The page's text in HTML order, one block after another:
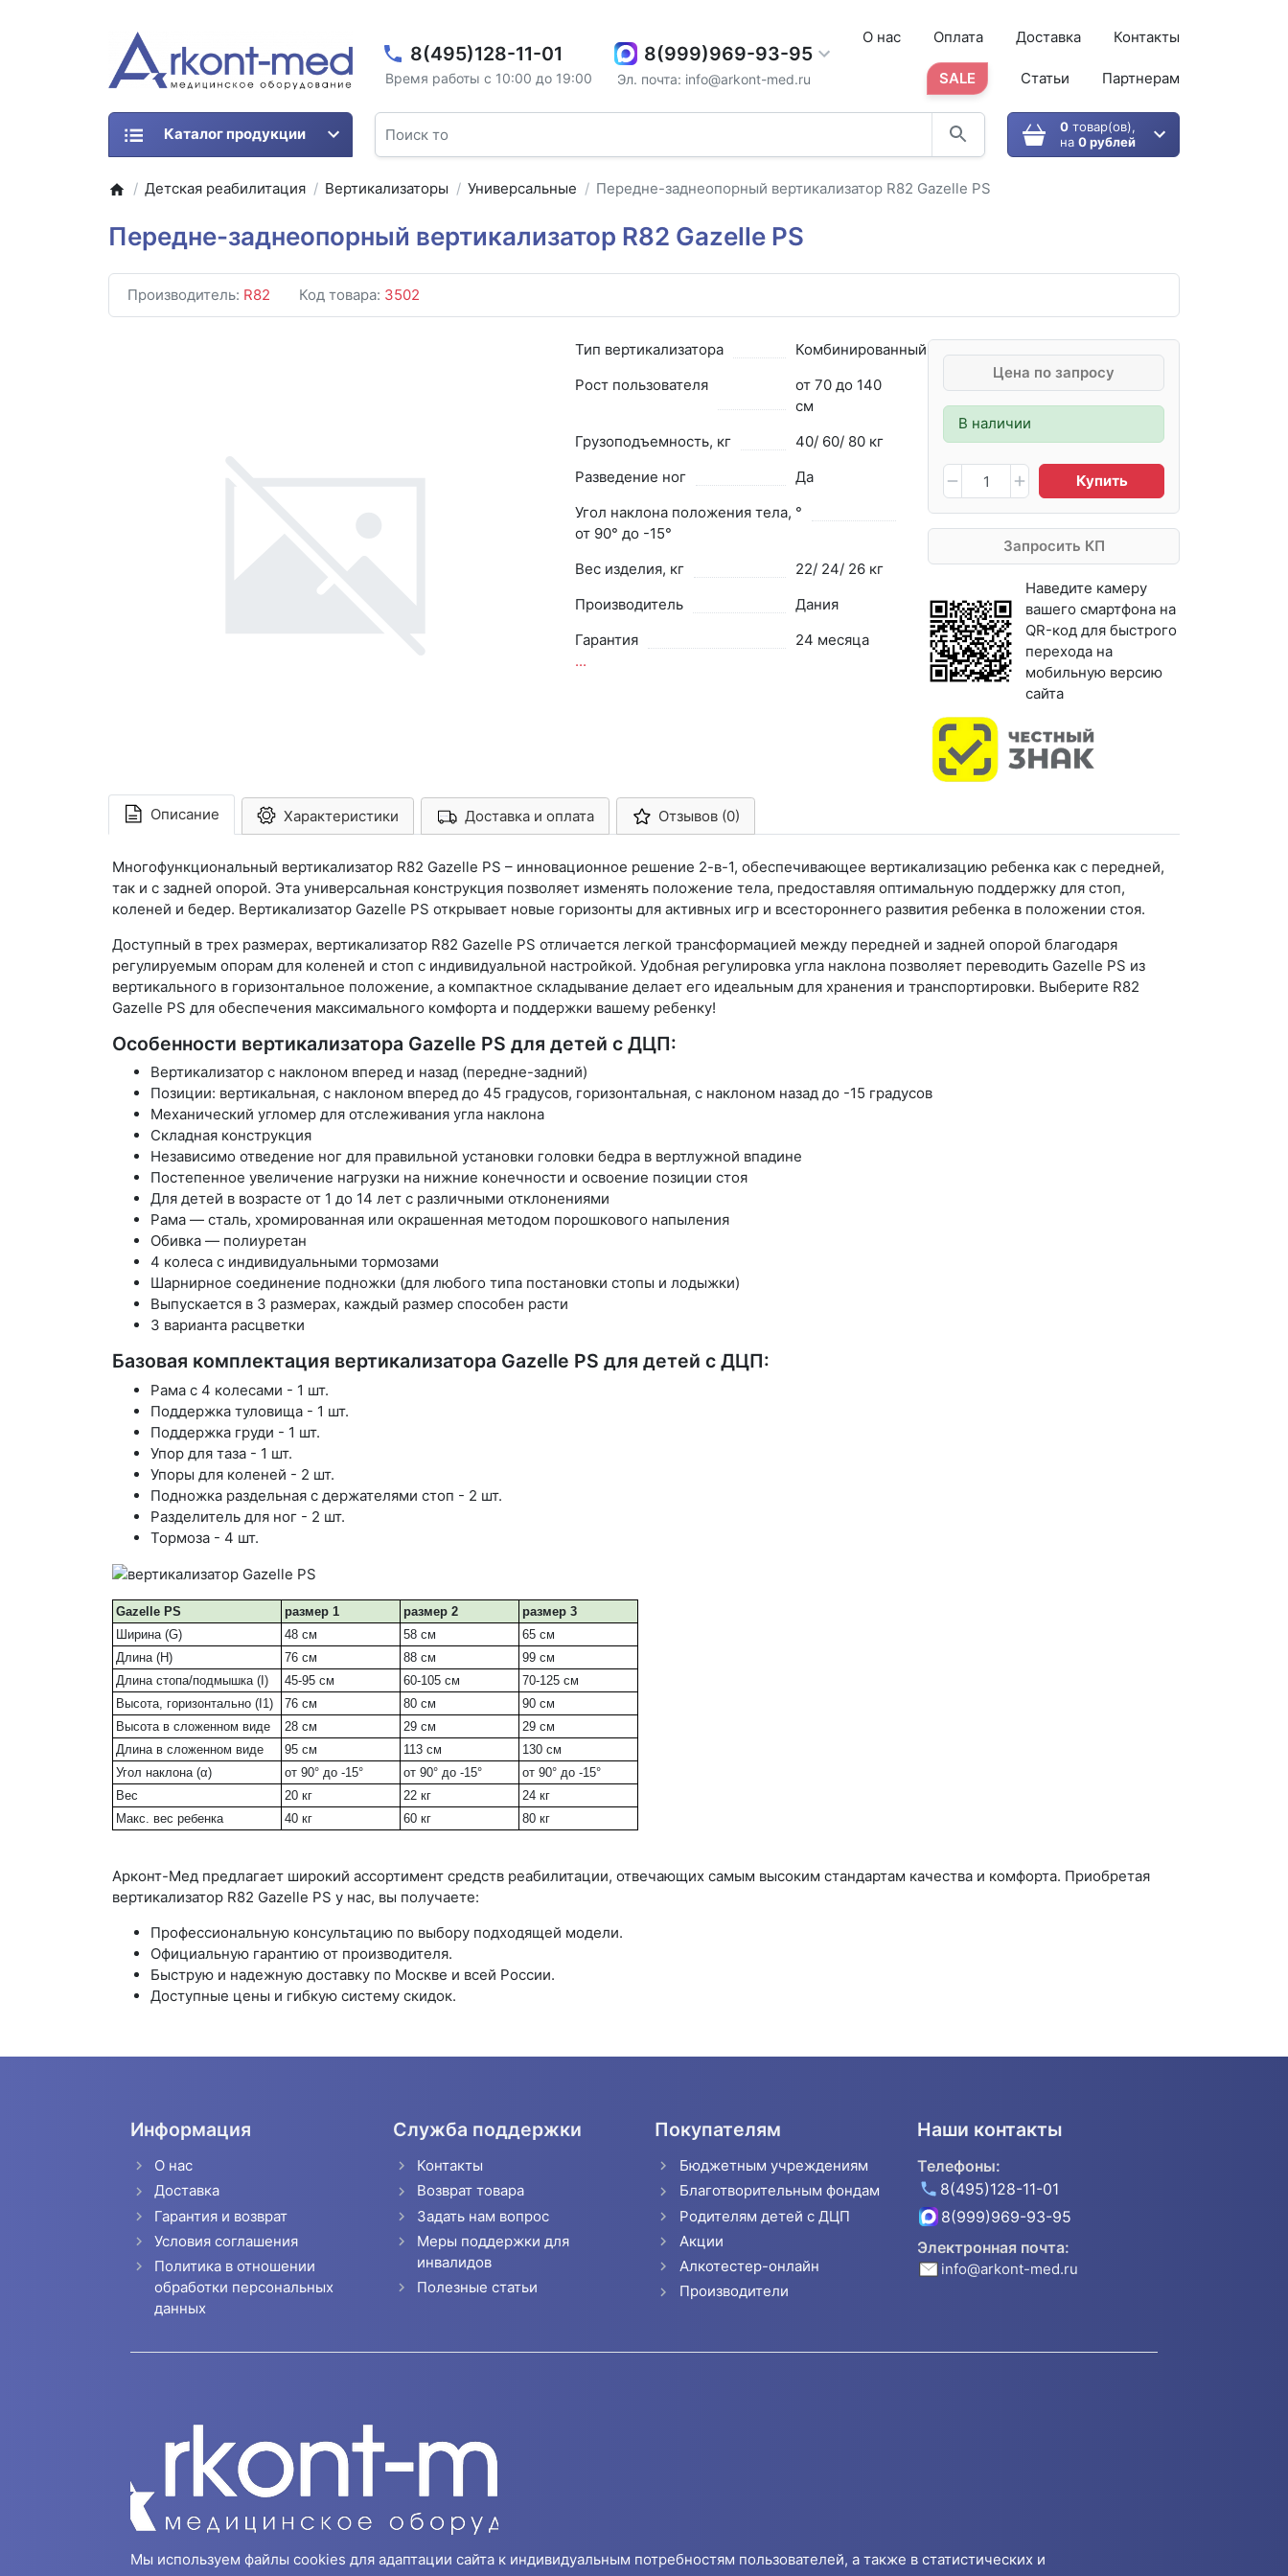
8(495)128-11-01
Время работы с 10:00 до 19:00
8(999)969-93-95
Эл. почта: info@arkont-med.ru
О нас Оплата Доставка Контакты
SALE Статьи Партнерам
0товар(ов),
на 0 рублей
Каталог продукции
Детская реабилитация Вертикализаторы Универсальные Передне-заднеопорный вертикализатор R82 Gazelle PS
Передне-заднеопорный вертикализатор R82 Gazelle PS
Производитель: R82 Код товара: 3502
Цена по запросу
В наличии
Купить
Запросить КП
Наведите камеру
вашего смартфона на
QR-код для быстрого
перехода на
мобильную версию
сайта
Тип вертикализатора
Комбинированный
Рост пользователя
от 70 до 140
см
Грузоподъемность, кг
40/ 60/ 80 кг
Разведение ног
Да
Угол наклона положения тела, °
от 90° до -15°
Вес изделия, кг
22/ 24/ 26 кг
Производитель
Дания
Гарантия
24 месяца
...
Описание Характеристики Арконт-Мед Доставка и оплата Отзывов (0)
Многофункциональный вертикализатор R82 Gazelle PS – инновационное решение 2-в-1, обеспечивающее вертикализацию ребенка как с передней,
так и с задней опорой. Эта универсальная конструкция позволяет изменять положение тела, предоставляя оптимальную поддержку для стоп,
коленей и бедер. Вертикализатор Gazelle PS открывает новые горизонты для активных игр и всестороннего развития ребенка в положении стоя.
Доступный в трех размерах, вертикализатор R82 Gazelle PS отличается легкой трансформацией между передней и задней опорой благодаря
регулируемым опорам для коленей и стоп с индивидуальной настройкой. Удобная регулировка угла наклона позволяет переводить Gazelle PS из
вертикального в горизонтальное положение, а компактное складывание делает его идеальным для хранения и транспортировки. Выберите R82
Gazelle PS для обеспечения максимального комфорта и поддержки вашему ребенку!
Особенности вертикализатора Gazelle PS для детей с ДЦП:
Вертикализатор с наклоном вперед и назад (передне-задний)
Позиции: вертикальная, с наклоном вперед до 45 градусов, горизонтальная, с наклоном назад до -15 градусов
Механический угломер для отслеживания угла наклона
Складная конструкция
Независимо отведение ног для правильной установки головки бедра в вертлужной впадине
Постепенное увеличение нагрузки на нижние конечности и освоение позиции стоя
Для детей в возрасте от 1 до 14 лет с различными отклонениями
Рама — сталь, хромированная или окрашенная методом порошкового напыления
Обивка — полиуретан
4 колеса с индивидуальными тормозами
Шарнирное соединение подножки (для любого типа постановки стопы и лодыжки)
Выпускается в 3 размерах, каждый размер способен расти
3 варианта расцветки
Базовая комплектация вертикализатора Gazelle PS для детей с ДЦП:
Рама с 4 колесами - 1 шт.
Поддержка туловища - 1 шт.
Поддержка груди - 1 шт.
Упор для таза - 1 шт.
Упоры для коленей - 2 шт.
Подножка раздельная с держателями стоп - 2 шт.
Разделитель для ног - 2 шт.
Тормоза - 4 шт.
Gazelle PS размер 1 размер 2
размер 3
Ширина (G)
48 см 58 см
65 см
Длина (H)
76 см 88 см
99 см
Длина стопа/подмышка (I)
45-95 см 60-105 см
70-125 см
Высота, горизонтально (I1)
76 см 80 см
90 см
Высота в сложенном виде
28 см 29 см
29 см
Длина в сложенном виде
95 см 113 см
130 см
Угол наклона (α)
от 90° до -15° от 90° до -15°
от 90° до -15°
Вес
20 кг 22 кг
24 кг
Макс. вес ребенка
40 кг 60 кг 80 кг
Арконт-Мед предлагает широкий ассортимент средств реабилитации, отвечающих самым высоким стандартам качества и комфорта. Приобретая
вертикализатор R82 Gazelle PS у нас, вы получаете:
Профессиональную консультацию по выбору подходящей модели.
Официальную гарантию от производителя.
Быструю и надежную доставку по Москве и всей России.
Доступные цены и гибкую систему скидок.
Информация
О нас
Доставка
Гарантия и возврат
Условия соглашения
Политика в отношении
обработки персональных
данных
Служба поддержки
Контакты
Возврат товара
Задать нам вопрос
Меры поддержки для
инвалидов
Полезные статьи
Покупателям
Бюджетным учреждениям
Благотворительным фондам
Родителям детей с ДЦП
Акции
Алкотестер-онлайн
Производители
Наши контакты
Телефоны:
8(495)128-11-01
8(999)969-93-95
Электронная почта:
info@arkont-med.ru
Мы используем файлы cookies для адаптации сайта к индивидуальным потребностям пользователей, а также в статистических и